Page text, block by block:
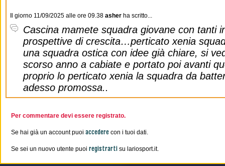
Il giorno 11/09/2025 alle ore 09.38 asher ha scritto...
Cascina mamete squadra giovane con tanti
prospettive di crescita…perticato xenia
una squadra ostica con idee già chiare, si
scorso anno a cabiate e portato poi avanti
proprio lo perticato xenia la squadra da
adesso promossa..
Per commentare devi essere registrato.
Se hai già un account puoi accedere con i tuoi dati.
Se sei un nuovo utente puoi registrarti su lariosport.it.